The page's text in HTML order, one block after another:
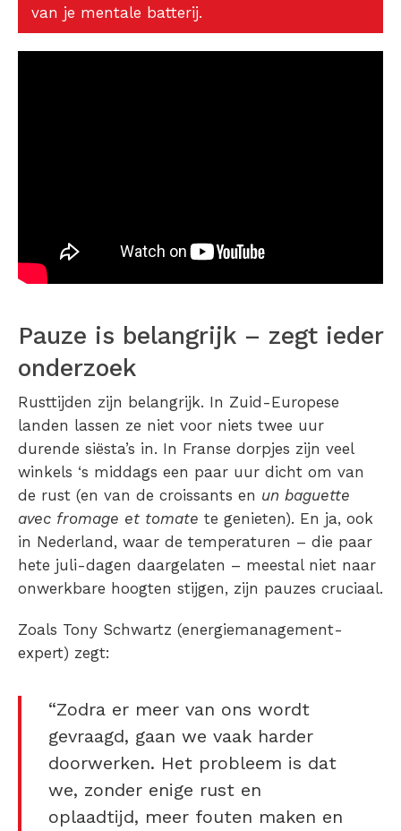
van je mentale batterij.
Pauze is belangrijk – zegt ieder
onderzoek
Rusttijden zijn belangrijk. In Zuid-Europese
landen lassen ze niet voor niets twee uur
durende siësta’s in. In Franse dorpjes zijn veel
winkels ‘s middags een paar uur dicht om van
de rust (en van de croissants en un baguette
avec fromage et tomate te genieten). En ja, ook
in Nederland, waar de temperaturen – die paar
hete juli-dagen daargelaten – meestal niet naar
onwerkbare hoogten stijgen, zijn pauzes cruciaal.
Zoals Tony Schwartz (energiemanagement-
expert) zegt:
“Zodra er meer van ons wordt
gevraagd, gaan we vaak harder
doorwerken. Het probleem is dat
we, zonder enige rust en
oplaadtijd, meer fouten maken en